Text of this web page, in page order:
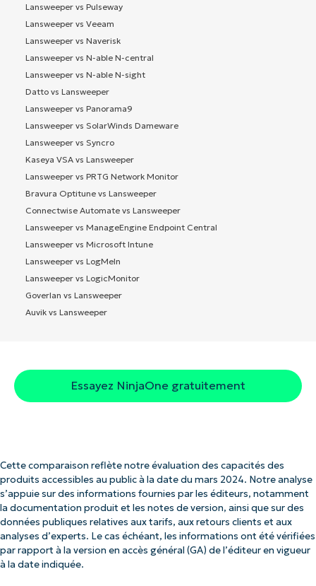
Lansweeper vs Pulseway
Lansweeper vs Veeam
Lansweeper vs Naverisk
Lansweeper vs N-able N-central
Lansweeper vs N-able N-sight
Datto vs Lansweeper
Lansweeper vs Panorama9
Lansweeper vs SolarWinds Dameware
Lansweeper vs Syncro
Kaseya VSA vs Lansweeper
Lansweeper vs PRTG Network Monitor
Bravura Optitune vs Lansweeper
Connectwise Automate vs Lansweeper
Lansweeper vs ManageEngine Endpoint Central
Lansweeper vs Microsoft Intune
Lansweeper vs LogMeIn
Lansweeper vs LogicMonitor
Goverlan vs Lansweeper
Auvik vs Lansweeper
Essayez NinjaOne gratuitement
Cette comparaison reflète notre évaluation des capacités des
produits accessibles au public à la date du mars 2024. Notre analyse
s’appuie sur des informations fournies par les éditeurs, notamment
la documentation produit et les notes de version, ainsi que sur des
données publiques relatives aux tarifs, aux retours clients et aux
analyses d’experts. Le cas échéant, les informations ont été vérifiées
par rapport à la version en accès général (GA) de l’éditeur en vigueur
à la date indiquée.